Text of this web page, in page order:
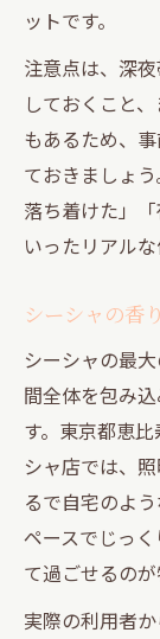
ットです。
注意点は、深
しておくこと
もあるため、
ておきましょ
落ち着けた」
いったリアル
シーシャの香
シーシャの最
間全体を包み
す。東京都恵
シャ店では、
るで自宅のよ
ペースでじっ
て過ごせるのが
実際の利用者